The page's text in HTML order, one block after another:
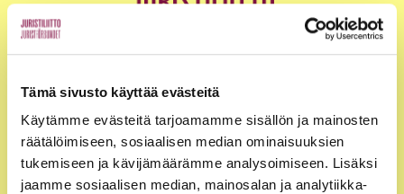
Tämä sivusto käyttää evästeitä
Käytämme evästeitä tarjoamamme sisällön ja mainosten
räätälöimiseen, sosiaalisen median ominaisuuksien
tukemiseen ja kävijämäärämme analysoimiseen. Lisäksi
jaamme sosiaalisen median, mainosalan ja analytiikka-